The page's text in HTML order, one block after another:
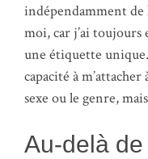
indépendamment de
moi, car j’ai toujours
une étiquette unique.
capacité à m’attacher
sexe ou le genre,
Au-delà de